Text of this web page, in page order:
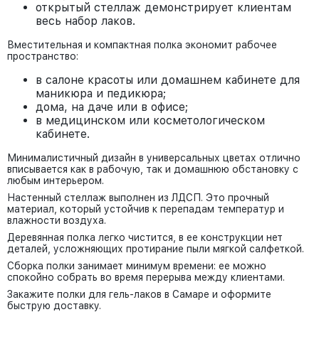
открытый стеллаж демонстрирует клиентам
весь набор лаков.
Вместительная и компактная полка экономит рабочее
пространство:
в салоне красоты или домашнем кабинете для
маникюра и педикюра;
дома, на даче или в офисе;
в медицинском или косметологическом
кабинете.
Минималистичный дизайн в универсальных цветах отлично
вписывается как в рабочую, так и домашнюю обстановку с
любым интерьером.
Настенный стеллаж выполнен из ЛДСП. Это прочный
материал, который устойчив к перепадам температур и
влажности воздуха.
Деревянная полка легко чистится, в ее конструкции нет
деталей, усложняющих протирание пыли мягкой салфеткой.
Сборка полки занимает минимум времени: ее можно
спокойно собрать во время перерыва между клиентами.
Закажите полки для гель-лаков в Самаре и оформите
быструю доставку.